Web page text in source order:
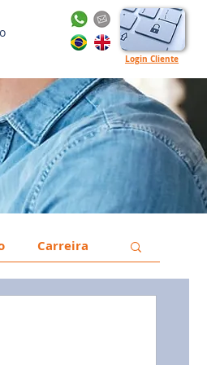
Login Cliente
Carreira